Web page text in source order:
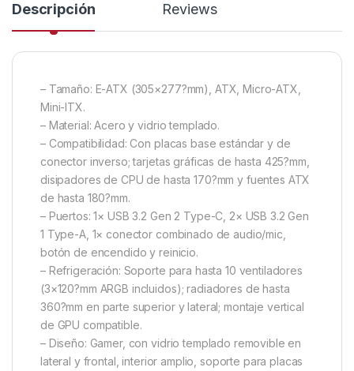
Descripción Reviews
– Tamaño: E-ATX (305×277?mm), ATX, Micro-ATX,
Mini-ITX.
– Material: Acero y vidrio templado.
– Compatibilidad: Con placas base estándar y de
conector inverso; tarjetas gráficas de hasta 425?mm,
disipadores de CPU de hasta 170?mm y fuentes ATX
de hasta 180?mm.
– Puertos: 1× USB 3.2 Gen 2 Type-C, 2× USB 3.2 Gen
1 Type-A, 1× conector combinado de audio/mic,
botón de encendido y reinicio.
– Refrigeración: Soporte para hasta 10 ventiladores
(3×120?mm ARGB incluidos); radiadores de hasta
360?mm en parte superior y lateral; montaje vertical
de GPU compatible.
– Diseño: Gamer, con vidrio templado removible en
lateral y frontal, interior amplio, soporte para placas